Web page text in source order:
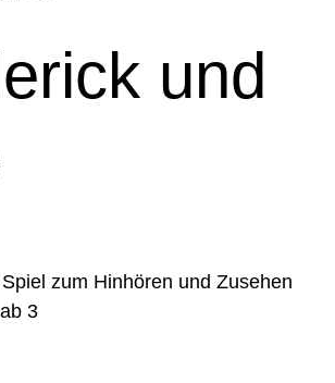
und
zum Hinhören und Zusehen
3